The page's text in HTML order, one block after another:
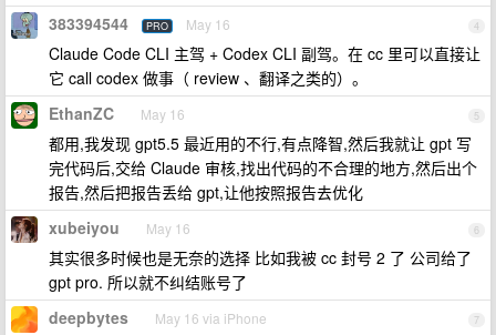
4
383394544 PRO May 16
Claude Code CLI 主驾 + Codex CLI 副驾。在 cc 里可以直接让
它 call codex 做事（ review 、翻译之类的）。
5
EthanZC May 16
都用,我发现 gpt5.5 最近用的不行,有点降智,然后我就让 gpt 写
完代码后,交给 Claude 审核,找出代码的不合理的地方,然后出个
报告,然后把报告丢给 gpt,让他按照报告去优化
6
xubeiyou May 16
其实很多时候也是无奈的选择 比如我被 cc 封号 2 了 公司给了
gpt pro. 所以就不纠结账号了
7
deepbytes May 16 via iPhone